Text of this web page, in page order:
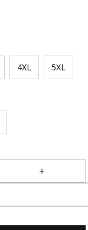
4XL 5XL